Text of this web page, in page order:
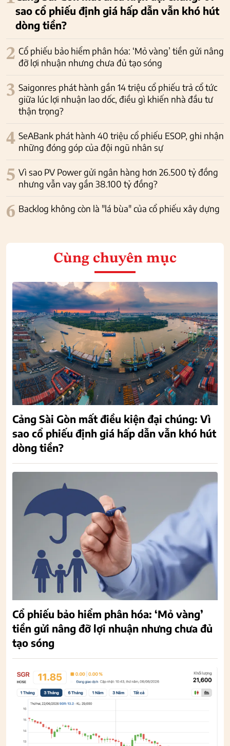
sao cổ phiếu định giá hấp dẫn vẫn khó hút
dòng tiền?
2 Cổ phiếu bảo hiểm phân hóa: ‘Mỏ vàng’ tiền gửi nâng
đỡ lợi nhuận nhưng chưa đủ tạo sóng
3 Saigonres phát hành gần 14 triệu cổ phiếu trả cổ tức
giữa lúc lợi nhuận lao dốc, điều gì khiến nhà đầu tư
thận trọng?
4 SeABank phát hành 40 triệu cổ phiếu ESOP, ghi nhận
những đóng góp của đội ngũ nhân sự
5 Vì sao PV Power gửi ngân hàng hơn 26.500 tỷ đồng
nhưng vẫn vay gần 38.100 tỷ đồng?
6 Backlog không còn là "lá bùa" của cổ phiếu xây dựng
Cùng chuyên mục
Cảng Sài Gòn mất điều kiện đại chúng: Vì
sao cổ phiếu định giá hấp dẫn vẫn khó hút
dòng tiền?
Cổ phiếu bảo hiểm phân hóa: ‘Mỏ vàng’
tiền gửi nâng đỡ lợi nhuận nhưng chưa đủ
tạo sóng